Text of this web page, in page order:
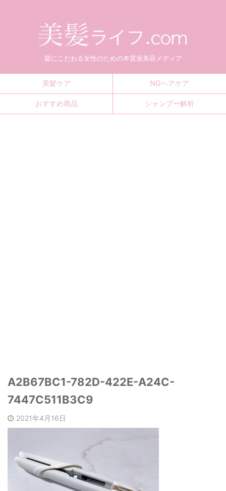
髪にこだわる女性のための本質派美容メディア
美髪ケア NGヘアケア
おすすめ商品 シャンプー解析
A2B67BC1-782D-422E-A24C-
7447C511B3C9
2021年4月16日